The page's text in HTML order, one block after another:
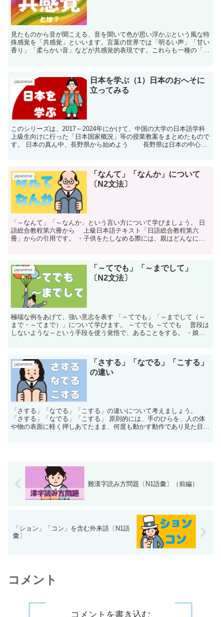
見たものから音が聞こえる、音を聞いて色が思い浮かぶという風な特
殊感覚を「共感覚」といいます。言葉の世界では「明るい声」「甘い
香り」「柔らかい音」などが共感覚的表現です。これらも一種の「比
japanese
日本を学ぶ（1）日本のおへそに
立ってみる
このシリーズは、2017～2024年にかけて、中国の大学の日本語学科
上級生向けに行った「日本国家概況」等の授業教案をまとめたもので
す。 日本の真ん中、長野県から始めよう 長野県は日本の中心に
japanese
「なんて」「なんか」について
〔N2文法〕
「～なんて」「～なんか」という言い方について学びましょう。 日
語総合教程第六冊から 上級日本語テキスト「日語総合教程第六
冊」からの引用です。 ・子供をたしなめる際には、親はどんなに柔
japanese
「～てでも」「～までして」
〔N2文法〕
極端な例をあげて、強い意志を表す 「～てでも」「～までして（～
まで・～てまで）」について学びます。 ～てでも ～てでも 普段は
しないような～という手段を使う覚悟で、あることをする。 ・娘が
japanese
「さする」「なでる」「こする」
の違い
「さする」「なでる」「こする」の違いについて考えましょう。
「さする」「なでる」「こする」 原則的には、手のひらを、人の体
や物の表面に軽く押しあてたまま、何度も動かす動作であり見た目に
難漢字読み方問題〔N1語彙〕（前編）
「ション」「コン」を含む外来語〔N1語
彙〕
コメント
コメントを書き込む